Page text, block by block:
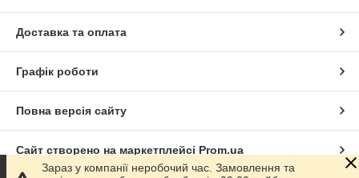
Доставка та оплата
Графік роботи
Повна версія сайту
Сайт створено на маркетплейсі Prom.ua
Зараз у компанії неробочий час. Замовлення та